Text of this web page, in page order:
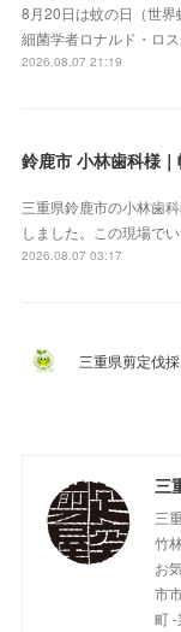
8月20日は蚊の日（世
細菌学者ロナルド・ロ
2026.08.07 21:19
三重県鈴鹿市の小林歯
しました。この現場で
2026.08.07 03:17
三重県剪定伐
三
竹
お
市
町